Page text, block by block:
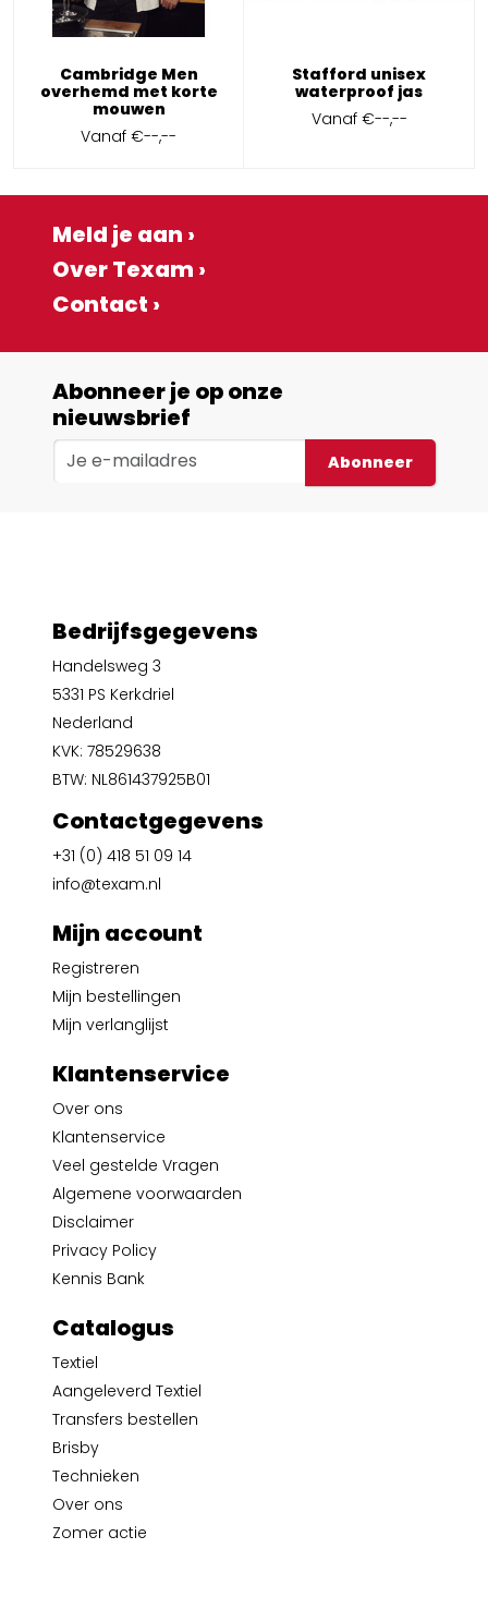
Cambridge Men
overhemd met korte
mouwen
Vanaf€--,--
Stafford unisex
waterproof jas
Vanaf €--,--
Meld je aan ›
Over Texam ›
Contact ›
Abonneer je op onze
nieuwsbrief
Abonneer
Bedrijfsgegevens
Handelsweg 3
5331 PS Kerkdriel
Nederland
KVK: 78529638
BTW: NL861437925B01
Contactgegevens
+31 (0) 418 51 09 14
info@texam.nl
Mijn account
Registreren
Mijn bestellingen
Mijn verlanglijst
Klantenservice
Over ons
Klantenservice
Veel gestelde Vragen
Algemene voorwaarden
Disclaimer
Privacy Policy
Kennis Bank
Catalogus
Textiel
Aangeleverd Textiel
Transfers bestellen
Brisby
Technieken
Over ons
Zomer actie